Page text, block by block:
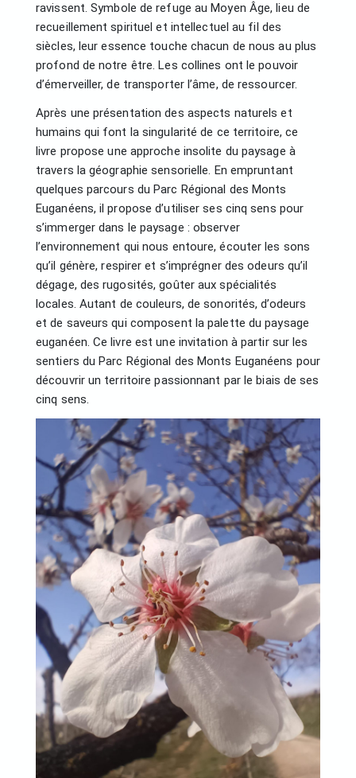
ravissent. Symbole de refuge au Moyen Âge, lieu de
recueillement spirituel et intellectuel au fil des
siècles, leur essence touche chacun de nous au plus
profond de notre être. Les collines ont le pouvoir
d’émerveiller, de transporter l’âme, de ressourcer.
Après une présentation des aspects naturels et
humains qui font la singularité de ce territoire, ce
livre propose une approche insolite du paysage à
travers la géographie sensorielle. En empruntant
quelques parcours du Parc Régional des Monts
Euganéens, il propose d’utiliser ses cinq sens pour
s’immerger dans le paysage : observer
l’environnement qui nous entoure, écouter les sons
qu’il génère, respirer et s’imprégner des odeurs qu’il
dégage, des rugosités, goûter aux spécialités
locales. Autant de couleurs, de sonorités, d’odeurs
et de saveurs qui composent la palette du paysage
euganéen. Ce livre est une invitation à partir sur les
sentiers du Parc Régional des Monts Euganéens pour
découvrir un territoire passionnant par le biais de ses
cinq sens.